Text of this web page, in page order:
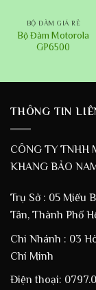
BỘ ĐÀM GIÁ RẺ
Bộ Đàm Motorola
GP6500
THÔNG TIN
CÔNG TY TNHH
KHANG BẢO
Trụ Sở : 05 Miếu
Tân, Thành Phố
Chi Nhánh : 03
Chí Minh
Điện thoại: